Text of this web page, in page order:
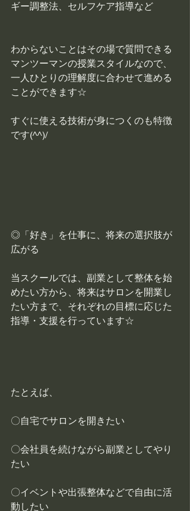
ギー調整法、セルフケア指導など
わからないことはその場で質問できる
マンツーマンの授業スタイルなので、
一人ひとりの理解度に合わせて進める
ことができます☆
すぐに使える技術が身につくのも特徴
です(^^)/
◎「好き」を仕事に、将来の選択肢が
広がる
当スクールでは、副業として整体を始
めたい方から、将来はサロンを開業し
たい方まで、それぞれの目標に応じた
指導・支援を行っています☆
たとえば、
〇自宅でサロンを開きたい
〇会社員を続けながら副業としてやり
たい
〇イベントや出張整体などで自由に活
動したい